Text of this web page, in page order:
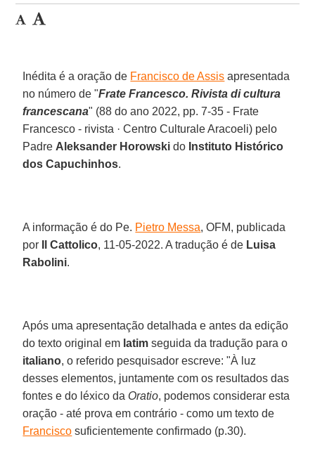
Inédita é a oração de Francisco de Assis apresentada
no número de "Frate Francesco. Rivista di cultura
francescana" (88 do ano 2022, pp. 7-35 - Frate
Francesco - rivista · Centro Culturale Aracoeli) pelo
Padre Aleksander Horowski do Instituto Histórico
dos Capuchinhos.
A informação é do Pe. Pietro Messa, OFM, publicada
por
Il Cattolico, 11-05-2022. A tradução é de Luisa
Rabolini.
Após uma apresentação detalhada e antes da edição
do texto original em latim seguida da tradução para o
italiano, o referido pesquisador escreve: "À luz
desses elementos, juntamente com os resultados das
fontes e do léxico da Oratio, podemos considerar esta
oração - até prova em contrário - como um texto de
Francisco suficientemente confirmado (p.30).